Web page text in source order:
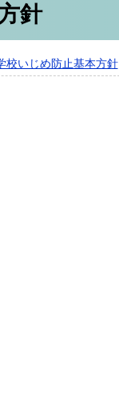
針
校いじめ防止基本方針